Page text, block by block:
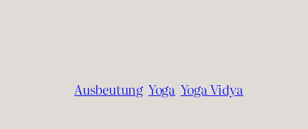
Ausbeutung Yoga Yoga Vidya